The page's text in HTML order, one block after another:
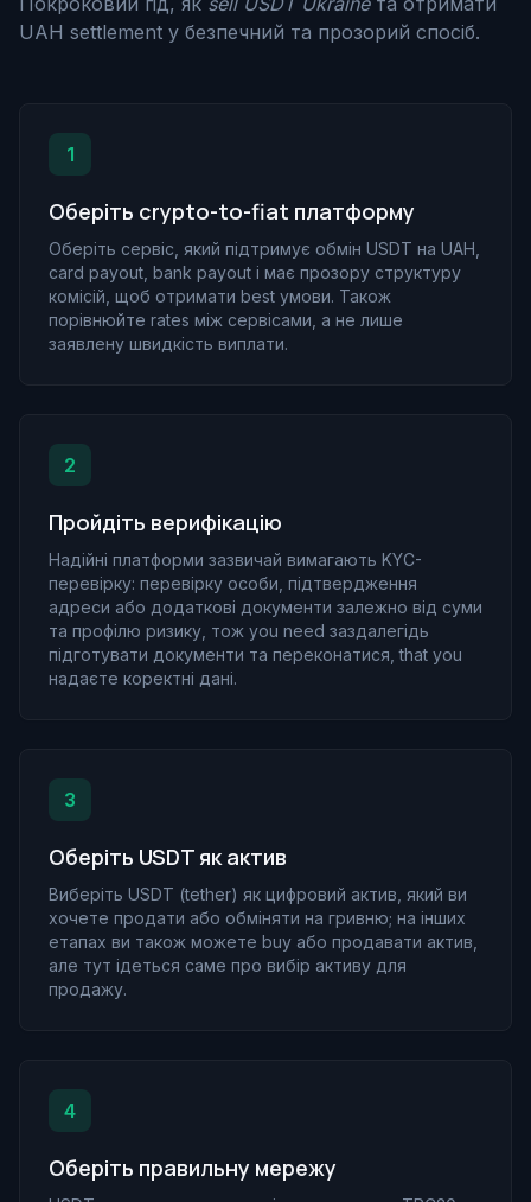
UAH settlement у безпечний та прозорий спосіб.
1
Оберіть crypto-to-fiat платформу
Оберіть сервіс, який підтримує обмін USDT на UAH,
card payout, bank payout і має прозору структуру
комісій, щоб отримати best умови. Також
порівнюйте rates між сервісами, а не лише
заявлену швидкість виплати.
2
Пройдіть верифікацію
Надійні платформи зазвичай вимагають KYC-
перевірку: перевірку особи, підтвердження
адреси або додаткові документи залежно від суми
та профілю ризику, тож you need заздалегідь
підготувати документи та переконатися, that you
надаєте коректні дані.
3
Оберіть USDT як актив
Виберіть USDT (tether) як цифровий актив, який ви
хочете продати або обміняти на гривню; на інших
етапах ви також можете buy або продавати актив,
але тут ідеться саме про вибір активу для
продажу.
4
Оберіть правильну мережу